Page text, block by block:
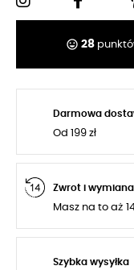
tag_faces 28
Darmowa
Od 199 zł
Zwrot i wymiana
Masz na to aż
Szybka wysyłka